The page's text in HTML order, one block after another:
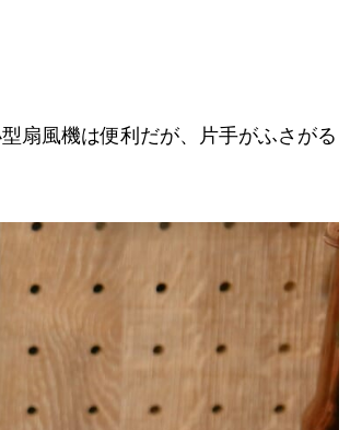
扇風機は便利だが、片手がふさがる